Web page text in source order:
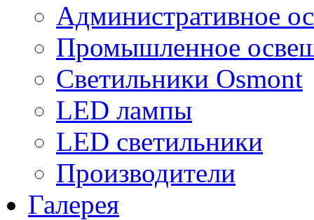
Административное
Промышленное
Светильники Osmont
LED лампы
LED светильники
Производители
Галерея